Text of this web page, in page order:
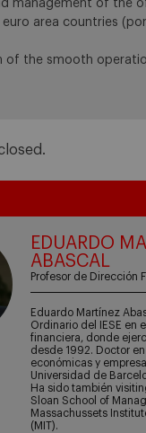
management of the
euro area countries
of the smooth
EDUARDO
ABASCAL
Profesor de Dirección
Eduardo Martínez
Ordinario del IESE en
financiera, donde
desde 1992. Doctor
económicas y
Universidad de
Ha sido también
Sloan School of
Massachussets
(MIT).